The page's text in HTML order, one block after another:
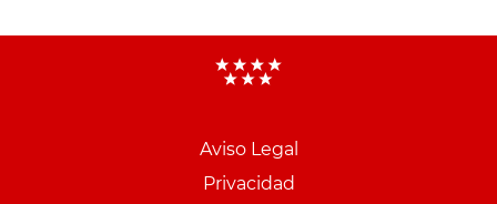
Aviso Legal
Privacidad